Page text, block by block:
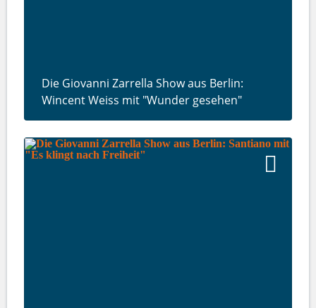
Die Giovanni Zarrella Show aus Berlin:
Wincent Weiss mit "Wunder gesehen"